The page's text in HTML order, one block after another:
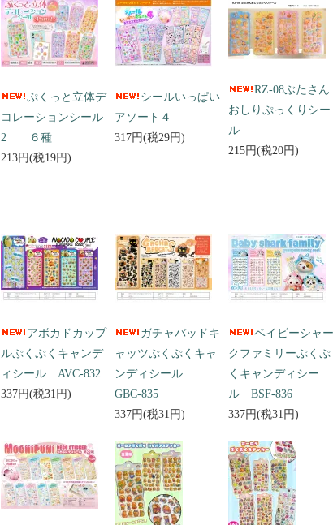
ぷくっと立体デ
コレーションシール
2 ６種
213円(税19円)
シールいっぱい
アソート４
317円(税29円)
RZ-08ぶたさん
おしりぷっくりシー
ル
215円(税20円)
アボカドカップ
ルぷくぷくキャンデ
ィシール AVC-832
337円(税31円)
ガチャバッドキ
ャッツぷくぷくキャ
ンディシール
GBC-835
337円(税31円)
ベイビーシャー
クファミリーぷくぷ
くキャンディシー
ル BSF-836
337円(税31円)